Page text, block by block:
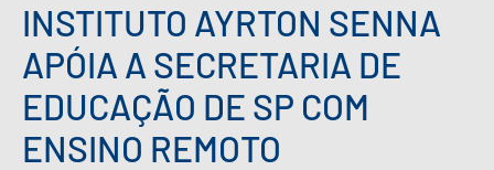
O QUE FAZEMOS
O QUE DEFENDEMOS
INSTITUTO AYRTON SENNA
APÓIA A SECRETARIA DE
EDUCAÇÃO DE SP COM
ENSINO REMOTO